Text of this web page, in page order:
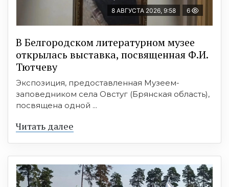
8 АВГУСТА 2026, 9:58 6
В Белгородском литературном музее
открылась выставка, посвященная Ф.И.
Тютчеву
Экспозиция, предоставленная Музеем-
заповедником села Овстуг (Брянская область),
посвящена одной ...
Читать далее